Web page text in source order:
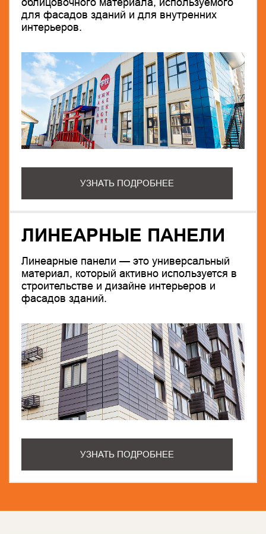
облицовочного материала, используемого
для фасадов зданий и для внутренних
интерьеров.
УЗНАТЬ ПОДРОБНЕЕ
ЛИНЕАРНЫЕ ПАНЕЛИ
Линеарные панели — это универсальный
материал, который активно используется в
строительстве и дизайне интерьеров и
фасадов зданий.
УЗНАТЬ ПОДРОБНЕЕ